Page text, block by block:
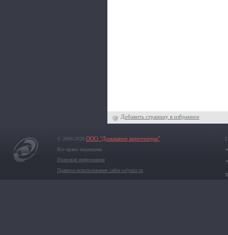
Добавить страницу в избранное
© 2006-2020 ООО "Домашние кинотеатры"
Все права защищены
Правовая информация
Правила использования сайта solyaris.ru